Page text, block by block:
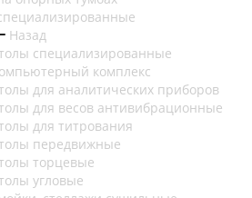
Назад
специализированные
комплекс
для аналитических приборов
для весов антивибрационные
для титрования
передвижные
торцевые
угловые